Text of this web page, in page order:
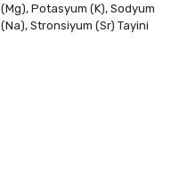
(Mg), Potasyum (K), Sodyum
(Na), Stronsiyum (Sr) Tayini